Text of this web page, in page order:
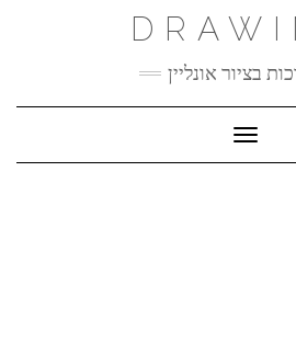
בציור אונליין
Toggle Navigation